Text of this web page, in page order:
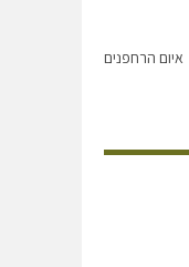
איום הרחפנים